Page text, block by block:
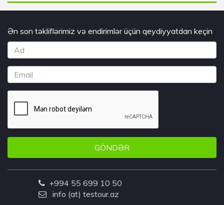
Ən son təkliflərimiz və endirimlər üçün qeydiyyatdan keçin
GÖNDƏR
+994 55 699 10 50
info (at) testour.az